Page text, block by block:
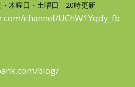
・木曜日・土曜日 20時更新
channel/UChW1Yqdy_fb
blog/